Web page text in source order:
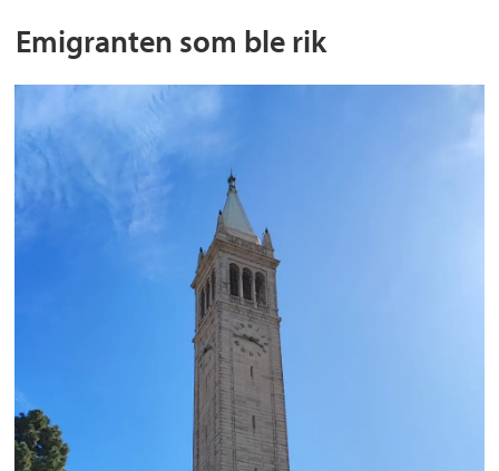
Emigranten som ble rik